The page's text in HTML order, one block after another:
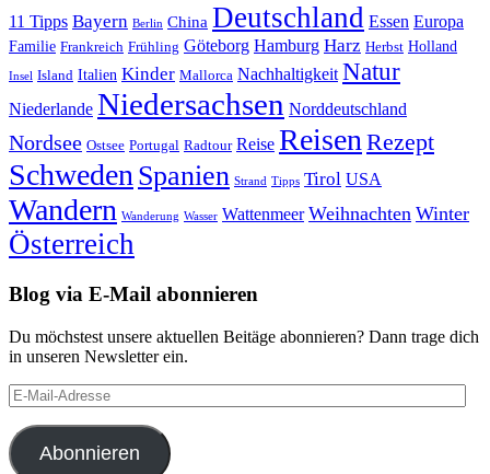
11 Tipps Bayern Berlin China Deutschland Essen Europa
Familie Frankreich Frühling Göteborg Hamburg Harz Herbst Holland
Insel Island Italien Kinder Mallorca Nachhaltigkeit Natur
Niederlande Niedersachsen Norddeutschland
Nordsee Ostsee Portugal Radtour Reise ReisenRezept
SchwedenSpanien Strand Tipps Tirol USA
Wandern Wanderung Wasser Wattenmeer Weihnachten Winter
Österreich
Blog via E-Mail abonnieren
Du möchstest unsere aktuellen Beitäge abonnieren? Dann trage dich
in unseren Newsletter ein.
E-
Mail-
Adresse
Abonnieren